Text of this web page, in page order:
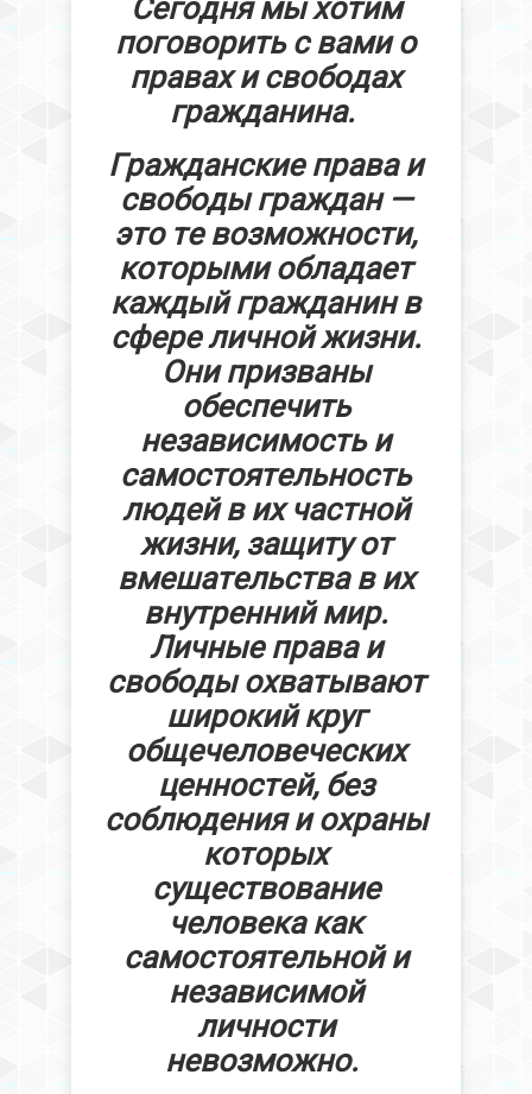
Сегодня мы хотим
поговорить с вами о
правах и свободах
гражданина.
Гражданские права и
свободы граждан —
это те возможности,
которыми обладает
каждый гражданин в
сфере личной жизни.
Они призваны
обеспечить
независимость и
самостоятельность
людей в их частной
жизни, защиту от
вмешательства в их
внутренний мир.
Личные права и
свободы охватывают
широкий круг
общечеловеческих
ценностей, без
соблюдения и охраны
которых
существование
человека как
самостоятельной и
независимой
личности
невозможно.